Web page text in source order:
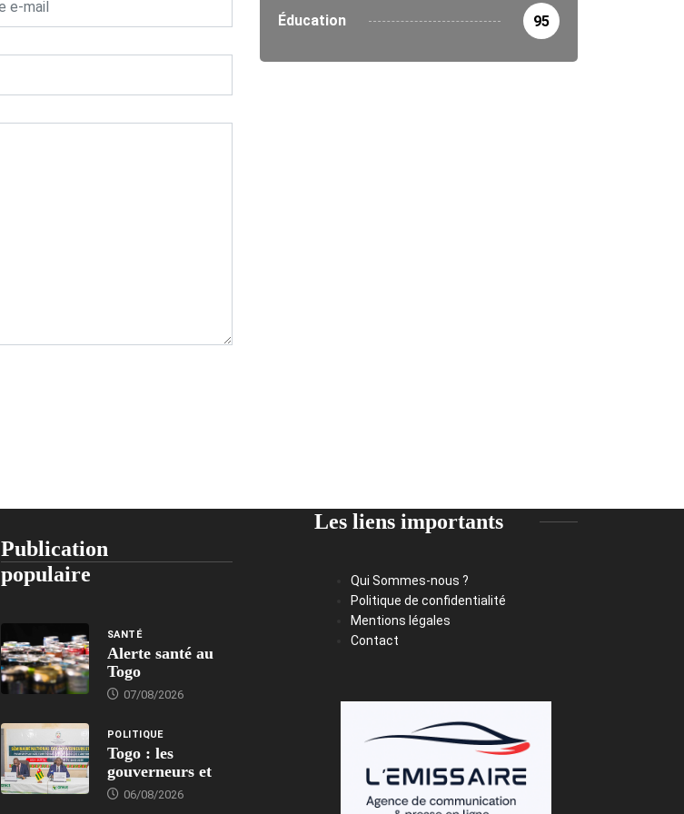
Éducation 95
Publication
populaire
SANTÉ
Alerte santé au
Togo
07/08/2026
POLITIQUE
Togo : les
gouverneurs et
06/08/2026
Les liens importants
Qui Sommes-nous ?
Politique de confidentialité
Mentions légales
Contact